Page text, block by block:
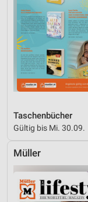
Taschenbücher
Gültig bis Mi. 30.09.
Müller
Entwicklung und
Verwendung
Inhalten
IAB-Besonderheiten:
Verwendung
Geräte anhand
Informationen
Nicht-IAB-
Notwendig
Performance
Funktional